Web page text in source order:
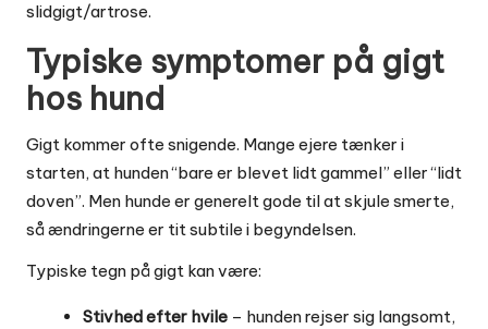
slidgigt/artrose.
Typiske symptomer på gigt
hos hund
Gigt kommer ofte snigende. Mange ejere tænker i
starten, at hunden “bare er blevet lidt gammel” eller “lidt
doven”. Men hunde er generelt gode til at skjule smerte,
så ændringerne er tit subtile i begyndelsen.
Typiske tegn på gigt kan være:
Stivhed efter hvile – hunden rejser sig langsomt,